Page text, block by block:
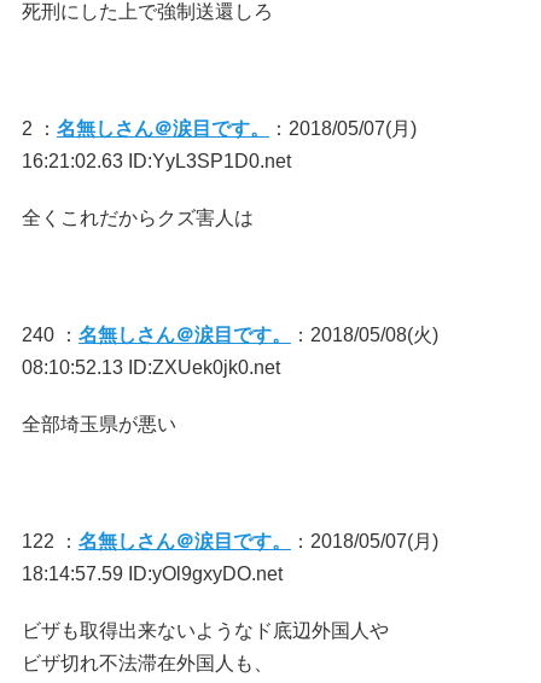
死刑にした上で強制送還しろ
2 ： 名無しさん＠涙目です。
：2018/05/07(月)
16:21:02.63 ID:YyL3SP1D0.net
全くこれだからクズ害人は
240 ： 名無しさん＠涙目です。
：2018/05/08(火)
08:10:52.13 ID:ZXUek0jk0.net
全部埼玉県が悪い
122 ： 名無しさん＠涙目です。
：2018/05/07(月)
18:14:57.59 ID:yOl9gxyDO.net
ビザも取得出来ないようなド底辺外国人や
ビザ切れ不法滞在外国人も、